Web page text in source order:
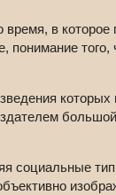
в
понимание
социальные